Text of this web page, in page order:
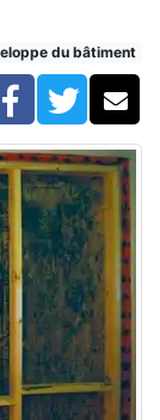
des
les
du bâtiment
Facebook